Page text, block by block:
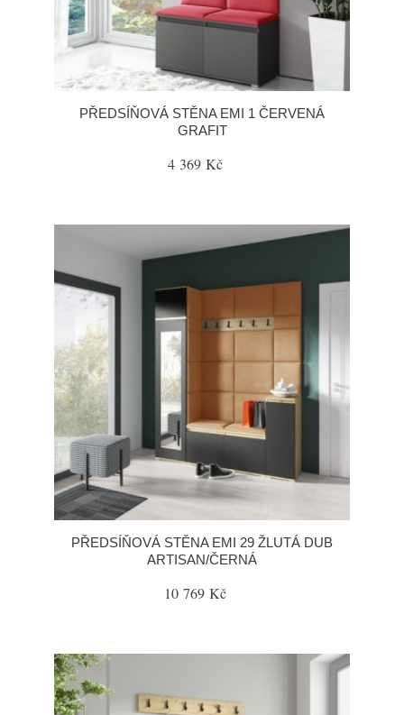
PŘEDSÍŇOVÁ STĚNA EMI 1 ČERVENÁ
GRAFIT
4 369 Kč
PŘEDSÍŇOVÁ STĚNA EMI 29 ŽLUTÁ DUB
ARTISAN/ČERNÁ
10 769 Kč